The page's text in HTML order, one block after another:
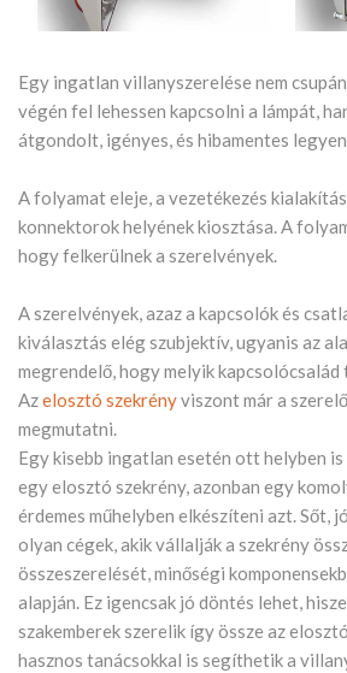
Egy ingatlan villanyszerelése nem
végén fel lehessen kapcsolni a lámpát,
átgondolt, igényes, és hibamentes
A folyamat eleje, a vezetékezés
konnektorok helyének kiosztása. A
hogy felkerülnek a szerelvények.
A szerelvények, azaz a kapcsolók és
kiválasztás elég szubjektív, ugyanis az
megrendelő, hogy melyik kapcsolócsalád
Azelosztó szekrényviszont már a
megmutatni.
Egy kisebb ingatlan esetén ott helyben
egy elosztó szekrény, azonban egy
érdemes műhelyben elkészíteni azt. Sőt,
olyan cégek, akik vállalják a szekrény
összeszerelését, minőségi
alapján. Ez igencsak jó döntés lehet,
szakemberek szerelik így össze az
hasznos tanácsokkal is segíthetik a